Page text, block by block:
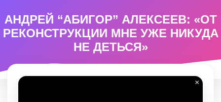
АНДРЕЙ “АБИГОР” АЛЕКСЕЕВ: «ОТ
РЕКОНСТРУКЦИИ МНЕ УЖЕ НИКУДА
НЕ ДЕТЬСЯ»